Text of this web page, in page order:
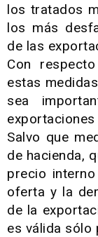
los tratados
los más
de las
Con
estas
sea
Salvo que
de hacienda,
precio
oferta y la
de la
es válida sólo